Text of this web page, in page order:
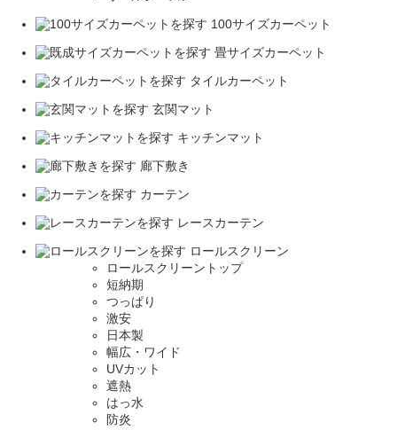
100サイズカーペット
畳サイズカーペット
タイルカーペット
玄関マット
キッチンマット
廊下敷き
カーテン
レースカーテン
ロールスクリーン
ロールスクリーントップ
短納期
つっぱり
激安
日本製
幅広・ワイド
UVカット
遮熱
はっ水
防炎